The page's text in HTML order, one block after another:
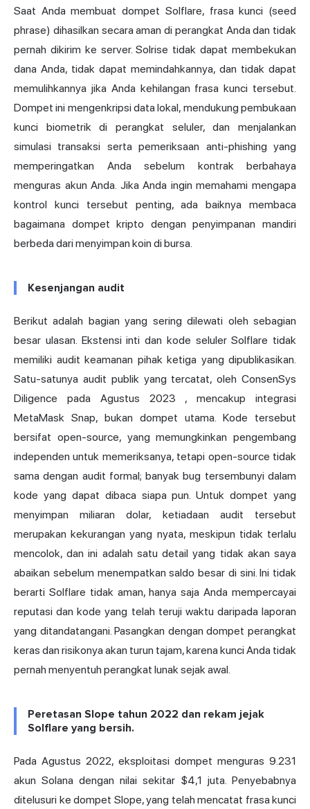
Saat Anda membuat dompet Solflare, frasa kunci (seed
phrase) dihasilkan secara aman di perangkat Anda dan tidak
pernah dikirim ke server. Solrise tidak dapat membekukan
dana Anda, tidak dapat memindahkannya, dan tidak dapat
memulihkannya jika Anda kehilangan frasa kunci tersebut.
Dompet ini mengenkripsi data lokal, mendukung pembukaan
kunci biometrik di perangkat seluler, dan menjalankan
simulasi transaksi serta pemeriksaan anti-phishing yang
memperingatkan Anda sebelum kontrak berbahaya
menguras akun Anda. Jika Anda ingin memahami mengapa
kontrol kunci tersebut penting, ada baiknya membaca
bagaimana dompet kripto dengan penyimpanan mandiri
berbeda dari menyimpan koin di bursa.
Kesenjangan audit
Berikut adalah bagian yang sering dilewati oleh sebagian
besar ulasan. Ekstensi inti dan kode seluler Solflare tidak
memiliki audit keamanan pihak ketiga yang dipublikasikan.
Satu-satunya audit publik yang tercatat,oleh ConsenSys
Diligence pada Agustus 2023 , mencakup integrasi
MetaMask Snap, bukan dompet utama. Kode tersebut
bersifat open-source, yang memungkinkan pengembang
independen untuk memeriksanya, tetapi open-source tidak
sama dengan audit formal; banyak bug tersembunyi dalam
kode yang dapat dibaca siapa pun. Untuk dompet yang
menyimpan miliaran dolar, ketiadaan audit tersebut
merupakan kekurangan yang nyata, meskipun tidak terlalu
mencolok, dan ini adalah satu detail yang tidak akan saya
abaikan sebelum menempatkan saldo besar di sini. Ini tidak
berarti Solflare tidak aman, hanya saja Anda mempercayai
reputasi dan kode yang telah teruji waktu daripada laporan
yang ditandatangani. Pasangkan dengan dompet perangkat
keras dan risikonya akan turun tajam, karena kunci Anda tidak
pernah menyentuh perangkat lunak sejak awal.
Peretasan Slope tahun 2022 dan rekam jejak
Solflare yang bersih.
Pada Agustus 2022, eksploitasi dompet menguras 9.231
akun Solana dengan nilai sekitar $4,1 juta. Penyebabnya
ditelusuri ke dompet Slope, yang telah mencatat frasa kunci